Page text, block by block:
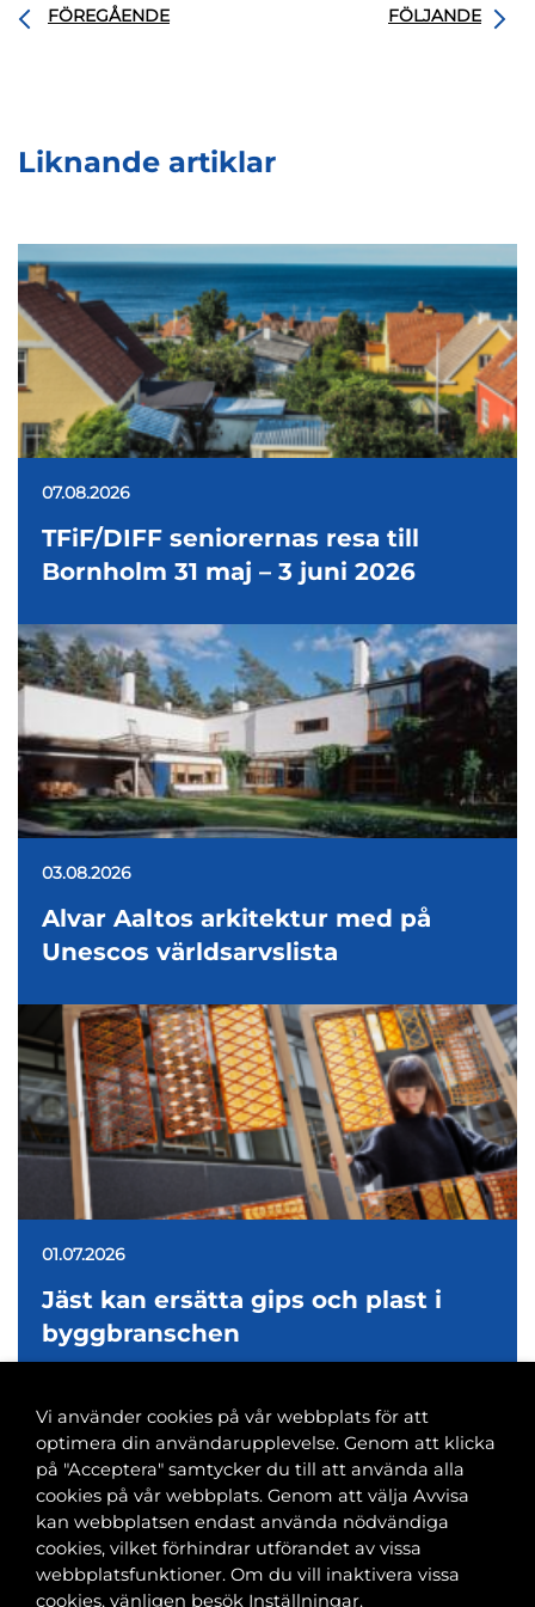
FÖREGÅENDE FÖLJANDE
Liknande artiklar
07.08.2026
TFiF/DIFF seniorernas resa till
Bornholm 31 maj – 3 juni 2026
03.08.2026
Alvar Aaltos arkitektur med på
Unescos världsarvslista
01.07.2026
Jäst kan ersätta gips och plast i
byggbranschen
Banvaktsgatan 2A, 00520 Helsingfors
040 585 2586
kansli@tfif.fi
Vi använder cookies på vår webbplats för att
optimera din användarupplevelse. Genom att klicka
på "Acceptera" samtycker du till att använda alla
cookies på vår webbplats. Genom att välja Avvisa
kan webbplatsen endast använda nödvändiga
cookies, vilket förhindrar utförandet av vissa
webbplatsfunktioner. Om du vill inaktivera vissa
cookies, vänligen besök Inställningar.